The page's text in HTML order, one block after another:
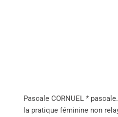
Pascale CORNUEL *
la pratique féminine non